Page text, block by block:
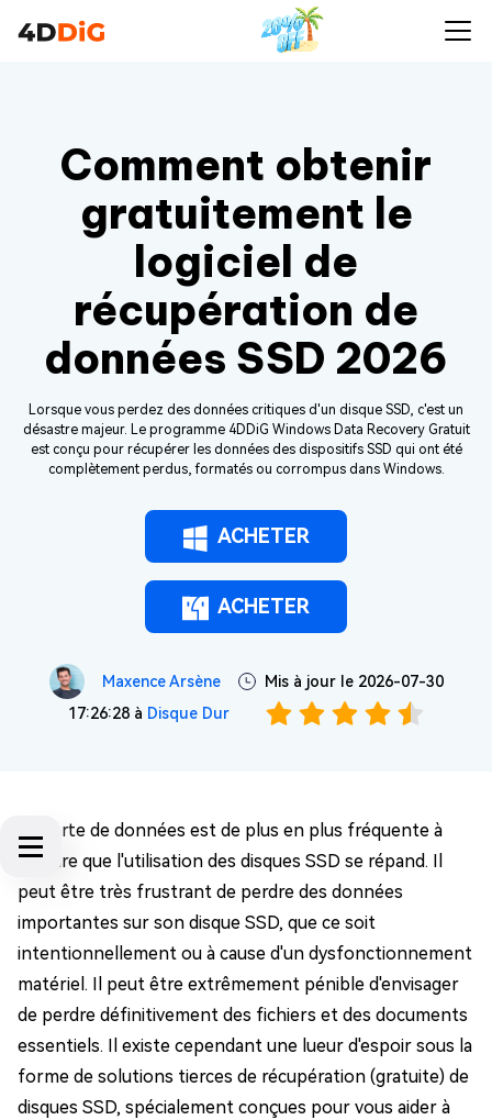
Comment obtenir
gratuitement le
logiciel de
récupération de
données SSD 2026
Lorsque vous perdez des données critiques d'un disque SSD, c'est un
désastre majeur. Le programme 4DDiG Windows Data Recovery Gratuit
est conçu pour récupérer les données des dispositifs SSD qui ont été
complètement perdus, formatés ou corrompus dans Windows.
ACHETER
ACHETER
Maxence Arsène
Mis à jour le 2026-07-30
17:26:28 à Disque Dur
La perte de données est de plus en plus fréquente à
mesure que l'utilisation des disques SSD se répand. Il
peut être très frustrant de perdre des données
importantes sur son disque SSD, que ce soit
intentionnellement ou à cause d'un dysfonctionnement
matériel. Il peut être extrêmement pénible d'envisager
de perdre définitivement des fichiers et des documents
essentiels. Il existe cependant une lueur d'espoir sous la
forme de solutions tierces de récupération (gratuite) de
disques SSD, spécialement conçues pour vous aider à